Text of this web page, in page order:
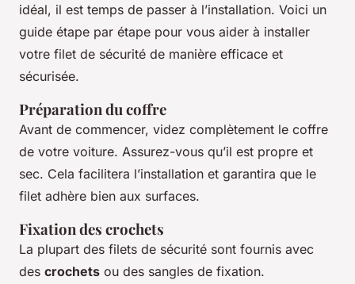
idéal, il est temps de passer à l’installation. Voici un
guide étape par étape pour vous aider à installer
votre filet de sécurité de manière efficace et
sécurisée.
Préparation du coffre
Avant de commencer, videz complètement le coffre
de votre voiture. Assurez-vous qu’il est propre et
sec. Cela facilitera l’installation et garantira que le
filet adhère bien aux surfaces.
Fixation des crochets
La plupart des filets de sécurité sont fournis avec
des crochets ou des sangles de fixation.